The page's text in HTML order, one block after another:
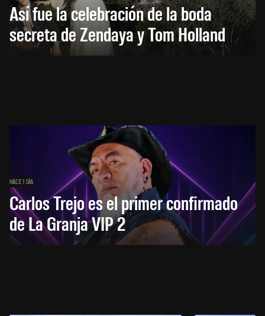
Así fue la celebración de la boda
secreta de Zendaya y Tom Holland
HACE 1 DÍA
Carlos Trejo es el primer confirmado
de La Granja VIP 2